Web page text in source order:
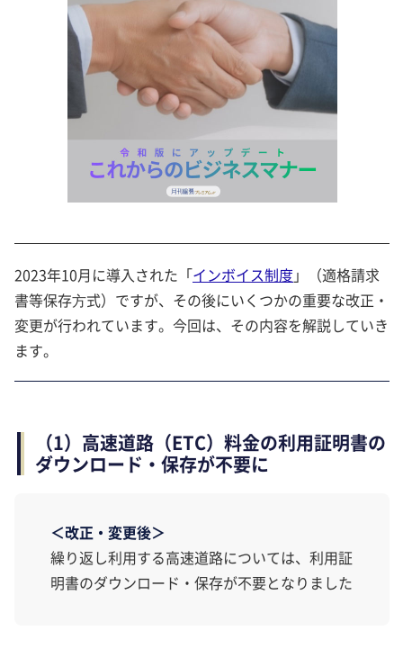
2023年10月に導入された「インボイス制度 」（適格請求
書等保存⽅式）ですが、その後にいくつかの重要な改正・
変更が行われています。今回は、その内容を解説していき
ます。
（1）高速道路（ETC）料金の利用証明書の
ダウンロード・保存が不要に
＜改正・変更後＞
繰り返し利用する高速道路については、利用証
明書のダウンロード・保存が不要となりました